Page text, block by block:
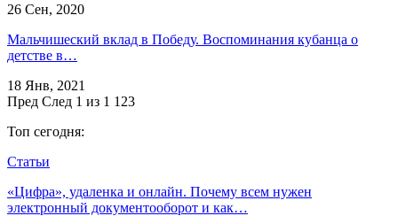
26 Сен, 2020
Мальчишеский вклад в Победу. Воспоминания кубанца о
детстве в…
18 Янв, 2021
Пред След 1 из 1 123
Топ сегодня:
Статьи
«Цифра», удаленка и онлайн. Почему всем нужен
электронный документооборот и как…